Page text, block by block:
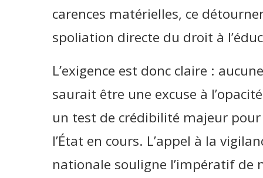
carences matérielles, ce
spoliation directe du droit à
L’exigence est donc claire :
saurait être une excuse à
un test de crédibilité majeur
l’État en cours. L’appel à la
nationale souligne l’impératif de